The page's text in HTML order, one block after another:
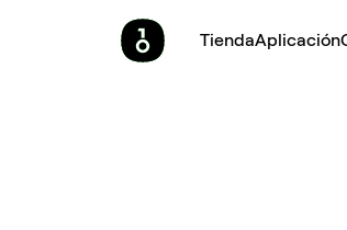
TiendaAplicación